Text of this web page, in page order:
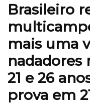
Brasileiro
mais uma
21 e 26
prova em